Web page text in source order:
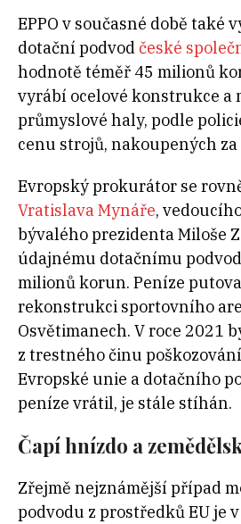
EPPO v současné době také
dotační podvodčeské
hodnotě téměř 45 milionů
vyrábí ocelové konstrukce a
průmyslové haly, podle
cenu strojů, nakoupených za
Evropský prokurátor se
Vratislava Mynáře,
bývalého prezidenta Miloše
údajnému dotačnímu
milionů korun. Peníze
rekonstrukci sportovního
Osvětimanech. V roce 2021
z trestného činu
Evropské unie a dotačního
peníze vrátil, je stále stíhán.
Čapí hnízdo a
Zřejmě nejznámější případ
podvodu z prostředků EU je